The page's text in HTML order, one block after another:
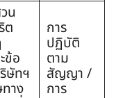
น
ต
ข้อ
ษัทฯ
าง
การ
ปฏิบัติ
ตาม
สัญญา /
การ